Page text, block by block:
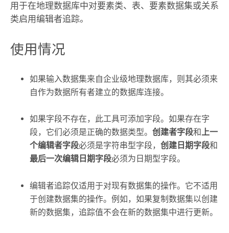
用于在地理数据库中对要素类、表、要素数据集或关系
类启用编辑者追踪。
使用情况
如果输入数据集来自企业级地理数据库，则其必须来
自作为数据所有者建立的数据库连接。
如果字段不存在，此工具可添加字段。如果存在字
段，它们必须是正确的数据类型。创建者字段和上一
个编辑者字段必须是字符串型字段，创建日期字段和
最后一次编辑日期字段必须为日期型字段。
编辑者追踪仅适用于对现有数据集的操作。它不适用
于创建数据集的操作。例如，如果复制数据集以创建
新的数据集，追踪值不会在新的数据集中进行更新。